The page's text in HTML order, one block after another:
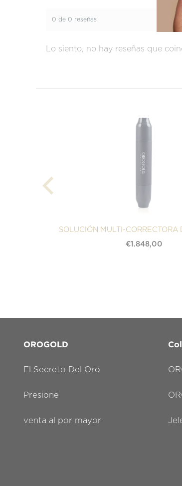
0 de 0 reseñas
Lo siento, no hay reseñas que
SOLUCIÓN MULTI-CORRECTORA
€1.848,00
OROGOLD
El Secreto Del Oro
Presione
venta al por mayor